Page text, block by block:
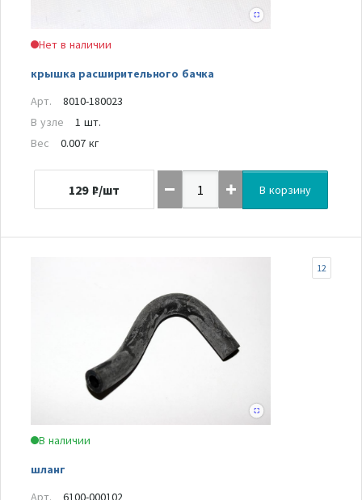
Нет в наличии
крышка расширительного бачка
Арт.
8010-180023
В узле
1 шт.
Вес
0.007 кг
129 ₽/шт В корзину
В наличии
шланг
12